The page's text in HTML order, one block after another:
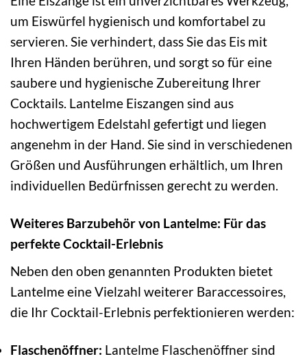
um Eiswürfel hygienisch und komfortabel zu
servieren. Sie verhindert, dass Sie das Eis mit
Ihren Händen berühren, und sorgt so für eine
saubere und hygienische Zubereitung Ihrer
Cocktails. Lantelme Eiszangen sind aus
hochwertigem Edelstahl gefertigt und liegen
angenehm in der Hand. Sie sind in verschiedenen
Größen und Ausführungen erhältlich, um Ihren
individuellen Bedürfnissen gerecht zu werden.
Weiteres Barzubehör von Lantelme: Für das
perfekte Cocktail-Erlebnis
Neben den oben genannten Produkten bietet
Lantelme eine Vielzahl weiterer Baraccessoires,
die Ihr Cocktail-Erlebnis perfektionieren werden:
Flaschenöffner: Lantelme Flaschenöffner sind